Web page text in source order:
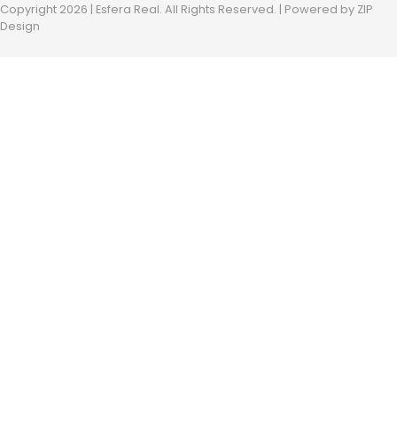
Copyright 2026 | Esfera Real. All Rights Reserved. | Powered by ZIP
Design